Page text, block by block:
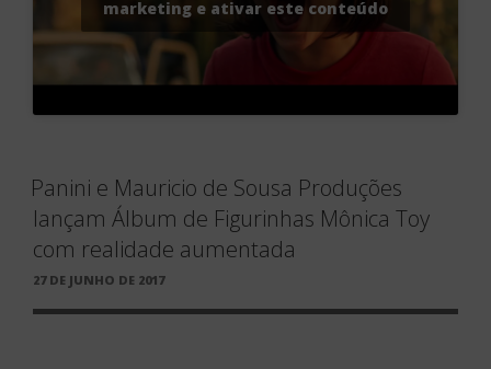
marketing e ativar este conteúdo
Panini e Mauricio de Sousa Produções
lançam Álbum de Figurinhas Mônica Toy
com realidade aumentada
PUBLICADO
27 DE JUNHO DE 2017